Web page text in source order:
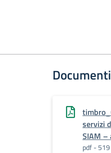
Documenti
servizi
SIAM –
pdf -